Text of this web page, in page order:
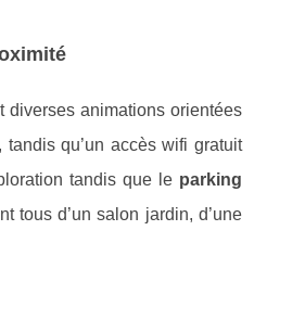
diverses animations orientées
qu’un accès wifi gratuit
tandis que le parking
tous d’un salon jardin, d’une